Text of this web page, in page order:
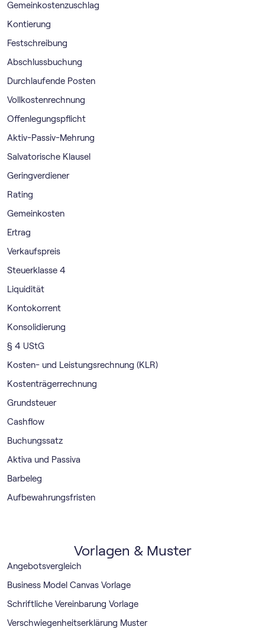
Gemeinkostenzuschlag
Kontierung
Festschreibung
Abschlussbuchung
Durchlaufende Posten
Vollkostenrechnung
Offenlegungspflicht
Aktiv-Passiv-Mehrung
Salvatorische Klausel
Geringverdiener
Rating
Gemeinkosten
Ertrag
Verkaufspreis
Steuerklasse 4
Liquidität
Kontokorrent
Konsolidierung
§ 4 UStG
Kosten- und Leistungsrechnung (KLR)
Kostenträgerrechnung
Grundsteuer
Cashflow
Buchungssatz
Aktiva und Passiva
Barbeleg
Aufbewahrungsfristen
Vorlagen & Muster
Angebotsvergleich
Business Model Canvas Vorlage
Schriftliche Vereinbarung Vorlage
Verschwiegenheitserklärung Muster